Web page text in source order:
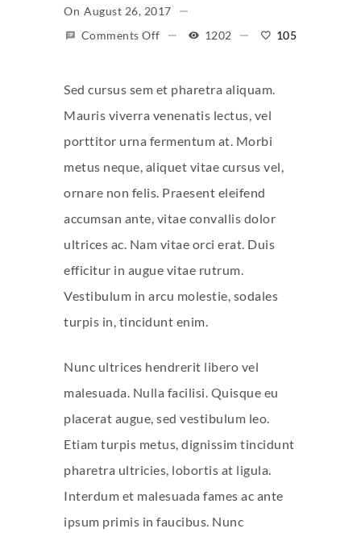
On August 26, 2017
Comments Off
1202 105
Sed cursus sem et pharetra aliquam.
Mauris viverra venenatis lectus, vel
porttitor urna fermentum at. Morbi
metus neque, aliquet vitae cursus vel,
ornare non felis. Praesent eleifend
accumsan ante, vitae convallis dolor
ultrices ac. Nam vitae orci erat. Duis
efficitur in augue vitae rutrum.
Vestibulum in arcu molestie, sodales
turpis in, tincidunt enim.
Nunc ultrices hendrerit libero vel
malesuada. Nulla facilisi. Quisque eu
placerat augue, sed vestibulum leo.
Etiam turpis metus, dignissim tincidunt
pharetra ultricies, lobortis at ligula.
Interdum et malesuada fames ac ante
ipsum primis in faucibus. Nunc